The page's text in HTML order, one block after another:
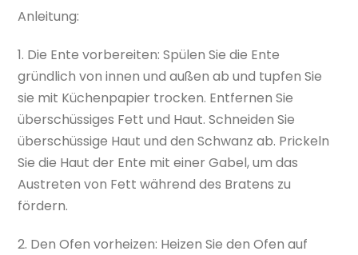
Anleitung:
1. Die Ente vorbereiten: Spülen Sie die Ente
gründlich von innen und außen ab und tupfen Sie
sie mit Küchenpapier trocken. Entfernen Sie
überschüssiges Fett und Haut. Schneiden Sie
überschüssige Haut und den Schwanz ab. Prickeln
Sie die Haut der Ente mit einer Gabel, um das
Austreten von Fett während des Bratens zu
fördern.
2. Den Ofen vorheizen: Heizen Sie den Ofen auf